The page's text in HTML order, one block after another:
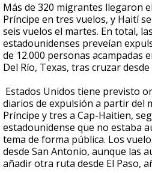
Más de 320 migrantes llegaron
Príncipe en tres vuelos, y Haití
seis vuelos el martes. En total,
estadounidenses preveían
de 12.000 personas acampadas
Del Río, Texas, tras cruzar
Estados Unidos tiene previsto
diarios de expulsión a partir del
Príncipe y tres a Cap-Haitien,
estadounidense que no estaba
tema de forma pública. Los
desde San Antonio, aunque las
añadir otra ruta desde El Paso,